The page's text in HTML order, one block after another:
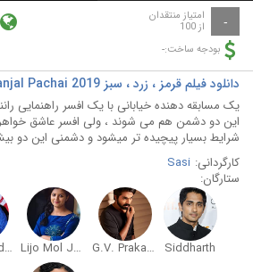
- امتیاز منتقدان
از 100
بودجه ساخت:-
دانلود فیلم قرمز ، زرد ، سبز Sivappu Manjal Pachai 2019
یک مسابقه دهنده خیابانی با یک افسر راهنمایی
این دو دشمن هم می شوند ، ولی افسر عاشق
شرایط بسیار پیچیده تر میشود و دشمنی این دو
کارگردانی: Sasi
ستارگان:
Siddharth
G.V. Prakash Kumar
Lijo Mol Jose
Madhusudan